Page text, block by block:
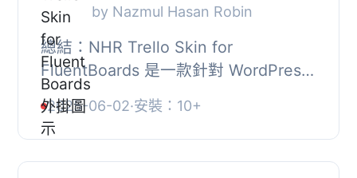
by Nazmul Hasan Robin
總結：NHR Trello Skin for
FluentBoards 是一款針對 WordPress
使用者設計的輕量級外掛，提供優異的
效能與無縫的使用體驗。使用者可透過
GitHub 反饋問題或...
2025-06-02·安裝：10+